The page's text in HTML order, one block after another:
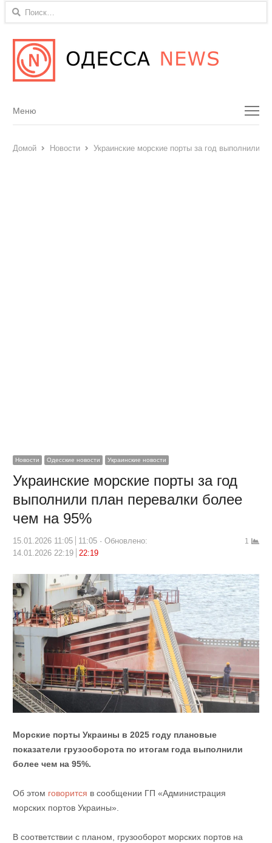
Найти:
Menu
Меню
Домой Новости Украинские морские порты за год выполнили
Новости Одесские новости Украинские новости
Украинские морские порты за год
выполнили план перевалки более
чем на 95%
15.01.2026 11:05 11:05
Обновлено:
14.01.2026 22:19
22:19
1
Морские порты Украины в 2025 году плановые
показатели грузооборота по итогам года выполнили
более чем на 95%.
Об этом говорится в сообщении ГП «Администрация
морских портов Украины».
В соответствии с планом, грузооборот морских портов на